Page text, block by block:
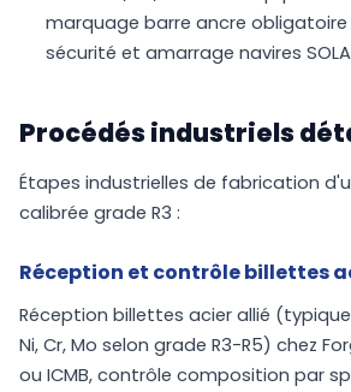
marquage barre ancre
sécurité et amarrage navires
Procédés industriels
Étapes industrielles de fabrication
calibrée grade R3 :
Réception et contrôle billettes
Réception billettes acier allié
Ni, Cr, Mo selon grade R3-R5) chez
ou ICMB, contrôle composition par